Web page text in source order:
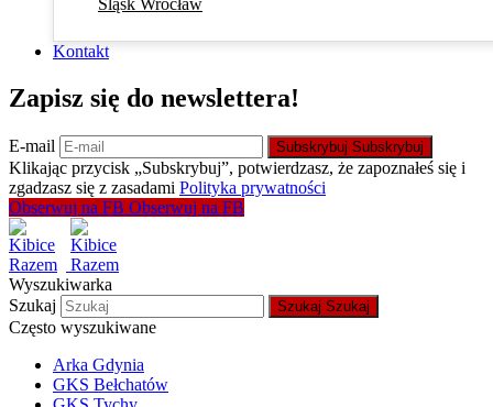
Kontakt
Zapisz się do newslettera!
E-mail Subskrybuj Subskrybuj
Klikając przycisk „Subskrybuj”, potwierdzasz, że zapoznałeś się i
zgadzasz się z zasadami Polityka prywatności
Obserwuj na FB Obserwuj na FB
Wyszukiwarka
Szukaj
Szukaj Szukaj
Często wyszukiwane
Arka Gdynia
GKS Bełchatów